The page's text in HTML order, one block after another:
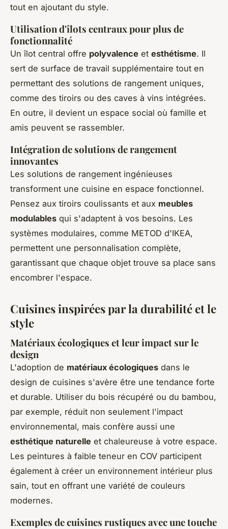
tout en ajoutant du style.
Utilisation d'îlots centraux pour plus de
fonctionnalité
Un îlot central offre polyvalence et esthétisme. Il
sert de surface de travail supplémentaire tout en
permettant des solutions de rangement uniques,
comme des tiroirs ou des caves à vins intégrées.
En outre, il devient un espace social où famille et
amis peuvent se rassembler.
Intégration de solutions de rangement
innovantes
Les solutions de rangement ingénieuses
transforment une cuisine en espace fonctionnel.
Pensez aux tiroirs coulissants et aux meubles
modulables qui s'adaptent à vos besoins. Les
systèmes modulaires, comme METOD d'IKEA,
permettent une personnalisation complète,
garantissant que chaque objet trouve sa place sans
encombrer l'espace.
Cuisines inspirées par la durabilité et le
style
Matériaux écologiques et leur impact sur le
design
L'adoption de matériaux écologiques dans le
design de cuisines s'avère être une tendance forte
et durable. Utiliser du bois récupéré ou du bambou,
par exemple, réduit non seulement l'impact
environnemental, mais confère aussi une
esthétique naturelle et chaleureuse à votre espace.
Les peintures à faible teneur en COV participent
également à créer un environnement intérieur plus
sain, tout en offrant une variété de couleurs
modernes.
Exemples de cuisines rustiques avec une touche